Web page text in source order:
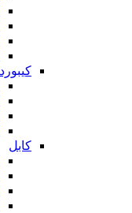
کابل